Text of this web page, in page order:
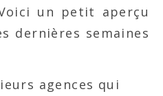
un petit aperçu
dernières semaines
agences qui